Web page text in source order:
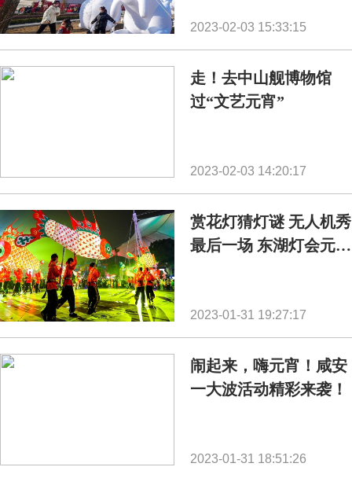
2023-02-03 15:33:15
走！去中山舰博物馆
过“文艺元宵”
2023-02-03 14:20:17
赏花灯猜灯谜 无人机秀
最后一场 东湖灯会元宵
2023-01-31 19:27:17
闹起来，嗨元宵！咸安
一大波活动精彩来袭！
2023-01-31 18:51:26